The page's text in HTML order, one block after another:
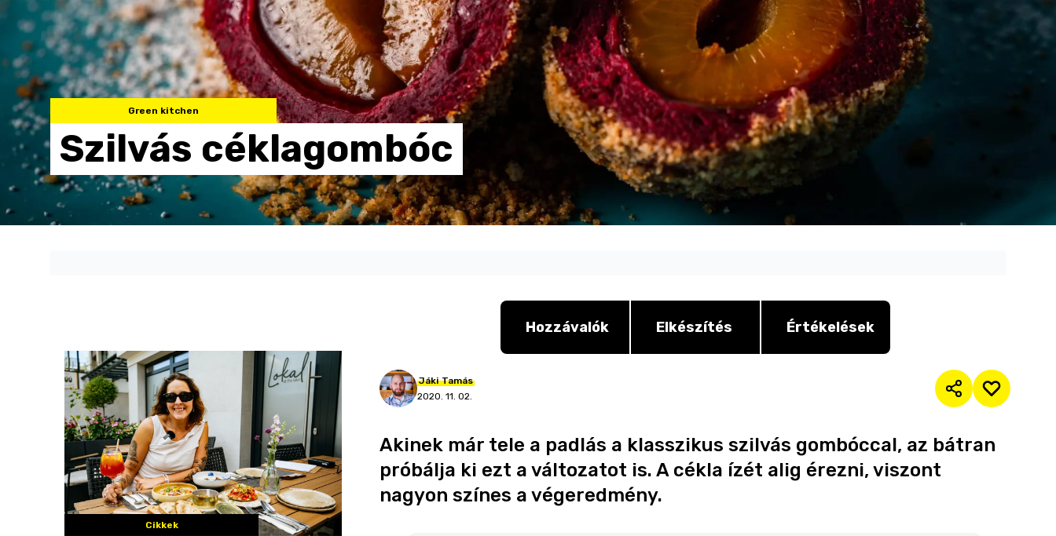
Green kitchen
Szilvás céklagombóc
Cikkek
Hozzávalók Elkészítés Értékelések
Jáki Tamás
2020. 11. 02.
Akinek már tele a padlás a klasszikus szilvás gombóccal, az bátran
próbálja ki ezt a változatot is. A cékla ízét alig érezni, viszont
nagyon színes a végeredmény.